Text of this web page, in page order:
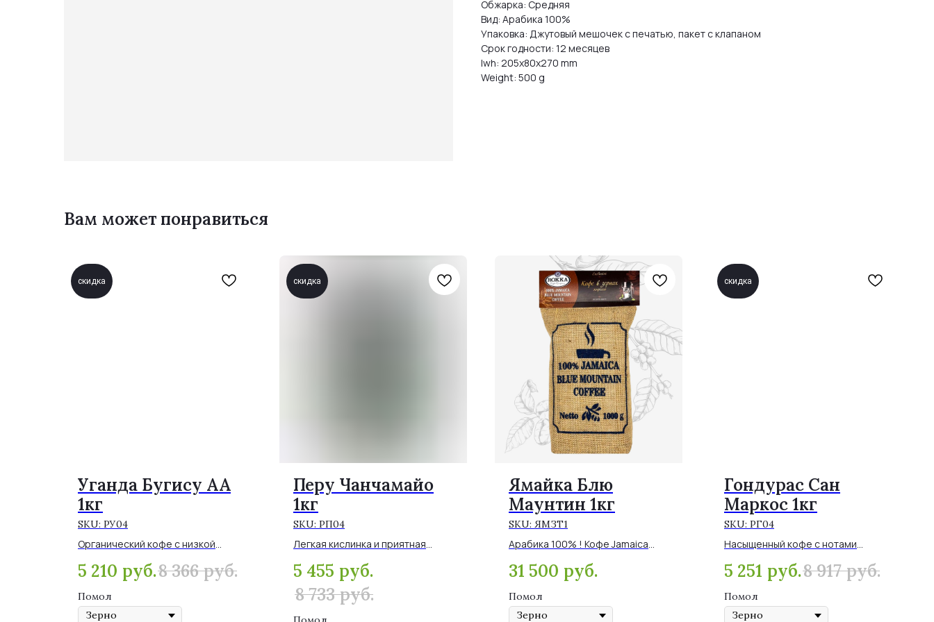
Обжарка: Средняя
Вид: Арабика 100%
Упаковка: Джутовый мешочек с печатью, пакет с клапаном
Срок годности: 12 месяцев
lwh: 205x80x270 mm
Weight: 500 g
Вам может понравиться
скидка
Уганда Бугису АА
1кг
SKU: РУ04
Органический кофе с низкой
плотный, насыщенный. Вкус
красных ягод и молочного
шоколада в крафтовом пакете.
5 210 руб.8 366 руб.
Помол
скидка
Перу Чанчамайо
1кг
SKU: РП04
Легкая кислинка и приятная
орех, шоколад и цитрусы. В
крафтовом пакете.
5 455 руб.
8 733 руб.
Ямайка Блю
Маунтин 1кг
SKU: ЯМЗТ1
Арабика 100% ! Кофе Jamaica
лучших элитных и редких сортов
кофе в мире.
31 500 руб.
Помол
скидка
Гондурас Сан
Маркос 1кг
SKU: РГ04
Насыщенный кофе с нотами
фундука в крафтовом пакете.
5 251 руб.8 917 руб.
Помол